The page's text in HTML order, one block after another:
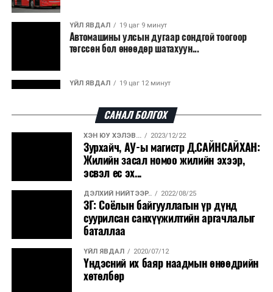
гарсан үнснээс фосфор сэргээн авах технологи
ашигладаг бол Нидерландад төвлөрсөн лаг
боловсруулах үйлдвэрүүдээр дулаан, цахилгаан
эрчим хүч үйлдвэрлэдэг.
Ийнхүү лаг хатаах, шатаах технологийг лагийн
эзлэхүүнийг бууруулахын зэрэгцээ эрчим хүч
үйлдвэрлэх, нөөцийг дахин ашиглах чиглэлээр олон
улсад өргөн ашиглаж байна.
ҮЙЛ ЯВДАЛ 19 цаг 9 минут
Автомашины улсын дугаар сондгой тоогоор
төгссөн бол өнөөдөр шатахуун...
ҮЙЛ ЯВДАЛ 19 цаг 12 минут
ДЭЛХИЙ НИЙТЭЭР..
“Уралдронзавод” компанийн ерөнхий
захирлын автомашиныг дэлбэлжээ...
ҮЙЛ ЯВДАЛ 2026/08/06
Сүхбаатар боомтоор тав хоногт 10 мянга гаруй
тонн АИ-92 автобензин и...
ДЭЛХИЙ НИЙТЭЭР.. 2026/08/06
Вашингтон мужийн ой хээрийн түймрийг
хяналтад авах ажил ахицтай байн...
САНАЛ БОЛГОХ
ХЭН ЮУ ХЭЛЭВ... 2023/12/22
Зурхайч, АУ-ы магистр Д.САЙНСАЙХАН:
Жилийн засал номоо жилийн эхээр,
эсвэл ес эх...
ДЭЛХИЙ НИЙТЭЭР.. 2022/08/25
ЗГ: Соёлын байгууллагын үр дүнд
суурилсан санхүүжилтийн аргачлалыг
баталлаа
ҮЙЛ ЯВДАЛ 2020/07/12
Үндэсний их баяр наадмын өнөөдрийн
хөтөлбөр